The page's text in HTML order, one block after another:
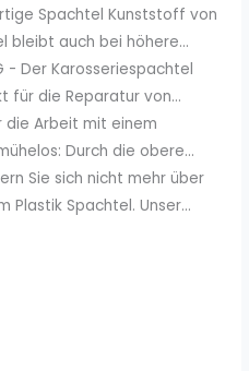
Spachtel Kunststoff von
bleibt auch bei höhere...
- Der Karosseriespachtel
für die Reparatur von...
die Arbeit mit einem
Durch die obere...
Sie sich nicht mehr über
Plastik Spachtel. Unser...